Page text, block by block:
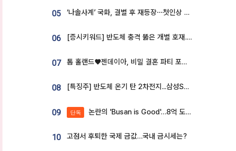
05 ‘나솔사계’ 국화, 결별 후 재등장⋯첫인상 투표 휩쓸고 ‘인기녀’ 등극
06 [증시키워드] 반도체 충격 뚫은 개별 호재...포스코퓨처엠·에코프로·한화솔루션 '눈길'
07 톰 홀랜드♥젠데이아, 비밀 결혼 파티 포착⋯호텔 대관비만 9억
08 [특징주] 반도체 온기 탄 2차전지...삼성SDI, 장 초반 7% 넘게 껑충
09 단독 논란의 'Busan is Good'…8억 도시브랜드, 용산 대통령실 CI 업체가 수행
10 고점서 후퇴한 국제 금값…국내 금시세는?